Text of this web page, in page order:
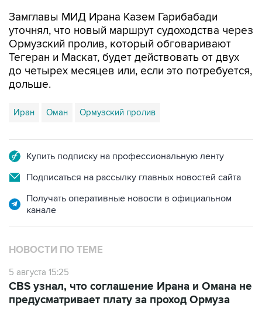
Замглавы МИД Ирана Казем Гарибабади
уточнял, что новый маршрут судоходства через
Ормузский пролив, который обговаривают
Тегеран и Маскат, будет действовать от двух
до четырех месяцев или, если это потребуется,
дольше.
Иран Оман Ормузский пролив
Купить подписку на профессиональную ленту
Подписаться на рассылку главных новостей сайта
Получать оперативные новости в официальном
канале
НОВОСТИ ПО ТЕМЕ
5 августа 15:25
CBS узнал, что соглашение Ирана и Омана не
предусматривает плату за проход Ормуза